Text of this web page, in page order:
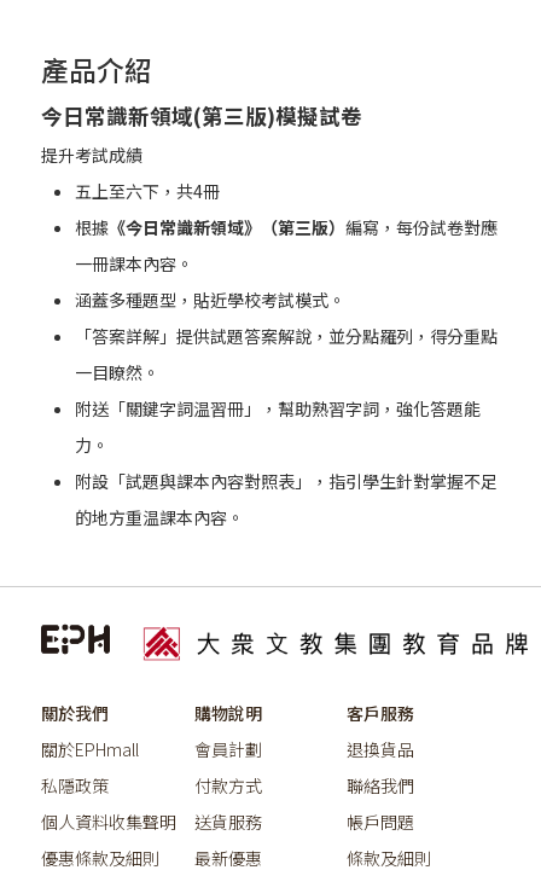
產品介紹
今日常識新領域(第三版)模擬試卷
提升考試成績
五上至六下，共4冊
根據《今日常識新領域》（第三版） 編寫，每份試卷對應
一冊課本內容。
涵蓋多種題型，貼近學校考試模式。
「答案詳解」提供試題答案解說，並分點羅列，得分重點
一目瞭然。
附送「關鍵字詞温習冊」，幫助熟習字詞，強化答題能
力。
附設「試題與課本內容對照表」，指引學生針對掌握不足
的地方重温課本內容。
關於我們
關於EPHmall
私隱政策
個人資料收集聲明
優惠條款及細則
購物說明
會員計劃
付款方式
送貨服務
最新優惠
客戶服務
退換貨品
聯絡我們
帳戶問題
條款及細則